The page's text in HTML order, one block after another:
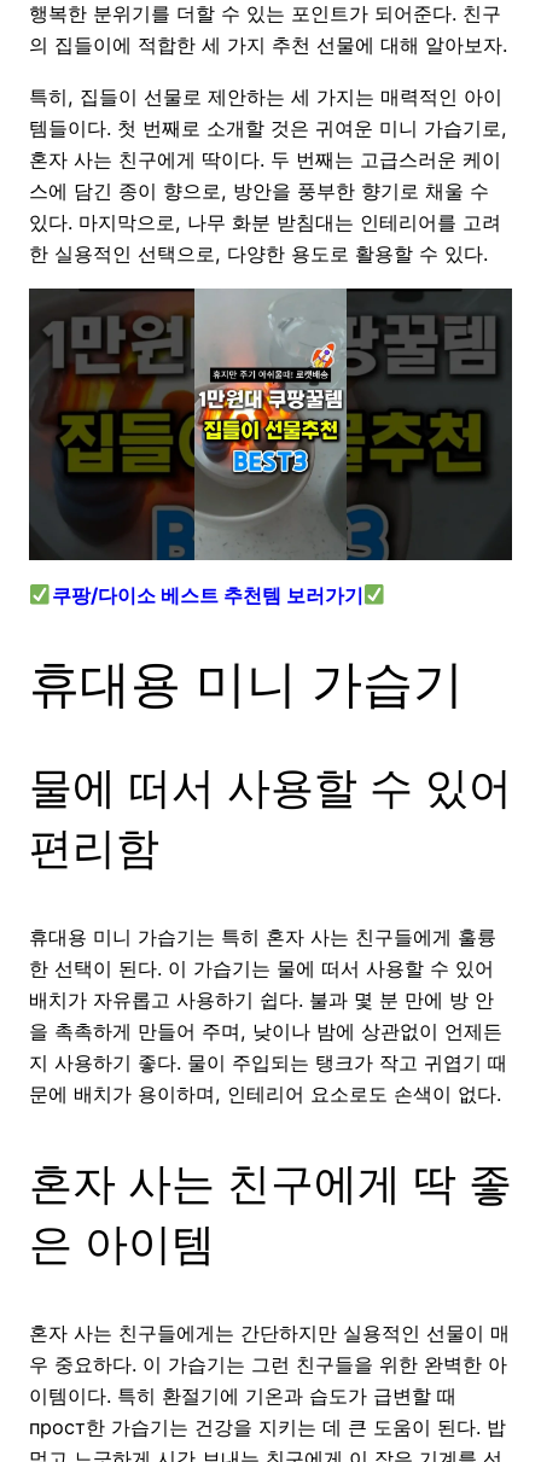
행복한 분위기를 더할 수 있는 포인트가 되어준다. 친구
의 집들이에 적합한 세 가지 추천 선물에 대해 알아보자.
특히, 집들이 선물로 제안하는 세 가지는 매력적인 아이
템들이다. 첫 번째로 소개할 것은 귀여운 미니 가습기로,
혼자 사는 친구에게 딱이다. 두 번째는 고급스러운 케이
스에 담긴 종이 향으로, 방안을 풍부한 향기로 채울 수
있다. 마지막으로, 나무 화분 받침대는 인테리어를 고려
한 실용적인 선택으로, 다양한 용도로 활용할 수 있다.
쿠팡/다이소 베스트 추천템 보러가기
휴대용 미니 가습기
물에 떠서 사용할 수 있어
편리함
휴대용 미니 가습기는 특히 혼자 사는 친구들에게 훌륭
한 선택이 된다. 이 가습기는 물에 떠서 사용할 수 있어
배치가 자유롭고 사용하기 쉽다. 불과 몇 분 만에 방 안
을 촉촉하게 만들어 주며, 낮이나 밤에 상관없이 언제든
지 사용하기 좋다. 물이 주입되는 탱크가 작고 귀엽기 때
문에 배치가 용이하며, 인테리어 요소로도 손색이 없다.
혼자 사는 친구에게 딱 좋
은 아이템
혼자 사는 친구들에게는 간단하지만 실용적인 선물이 매
우 중요하다. 이 가습기는 그런 친구들을 위한 완벽한 아
이템이다. 특히 환절기에 기온과 습도가 급변할 때
прост한 가습기는 건강을 지키는 데 큰 도움이 된다. 밥